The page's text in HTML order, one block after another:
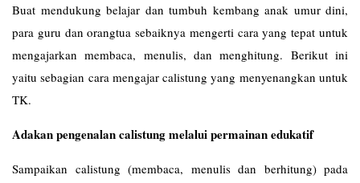
Buat mendukung belajar dan tumbuh kembang anak umur dini,
para guru dan orangtua sebaiknya mengerti cara yang tepat untuk
mengajarkan membaca, menulis, dan menghitung. Berikut ini
yaitu sebagian cara mengajar calistung yang menyenangkan untuk
TK.
Adakan pengenalan calistung melalui permainan edukatif
Sampaikan calistung (membaca, menulis dan berhitung) pada